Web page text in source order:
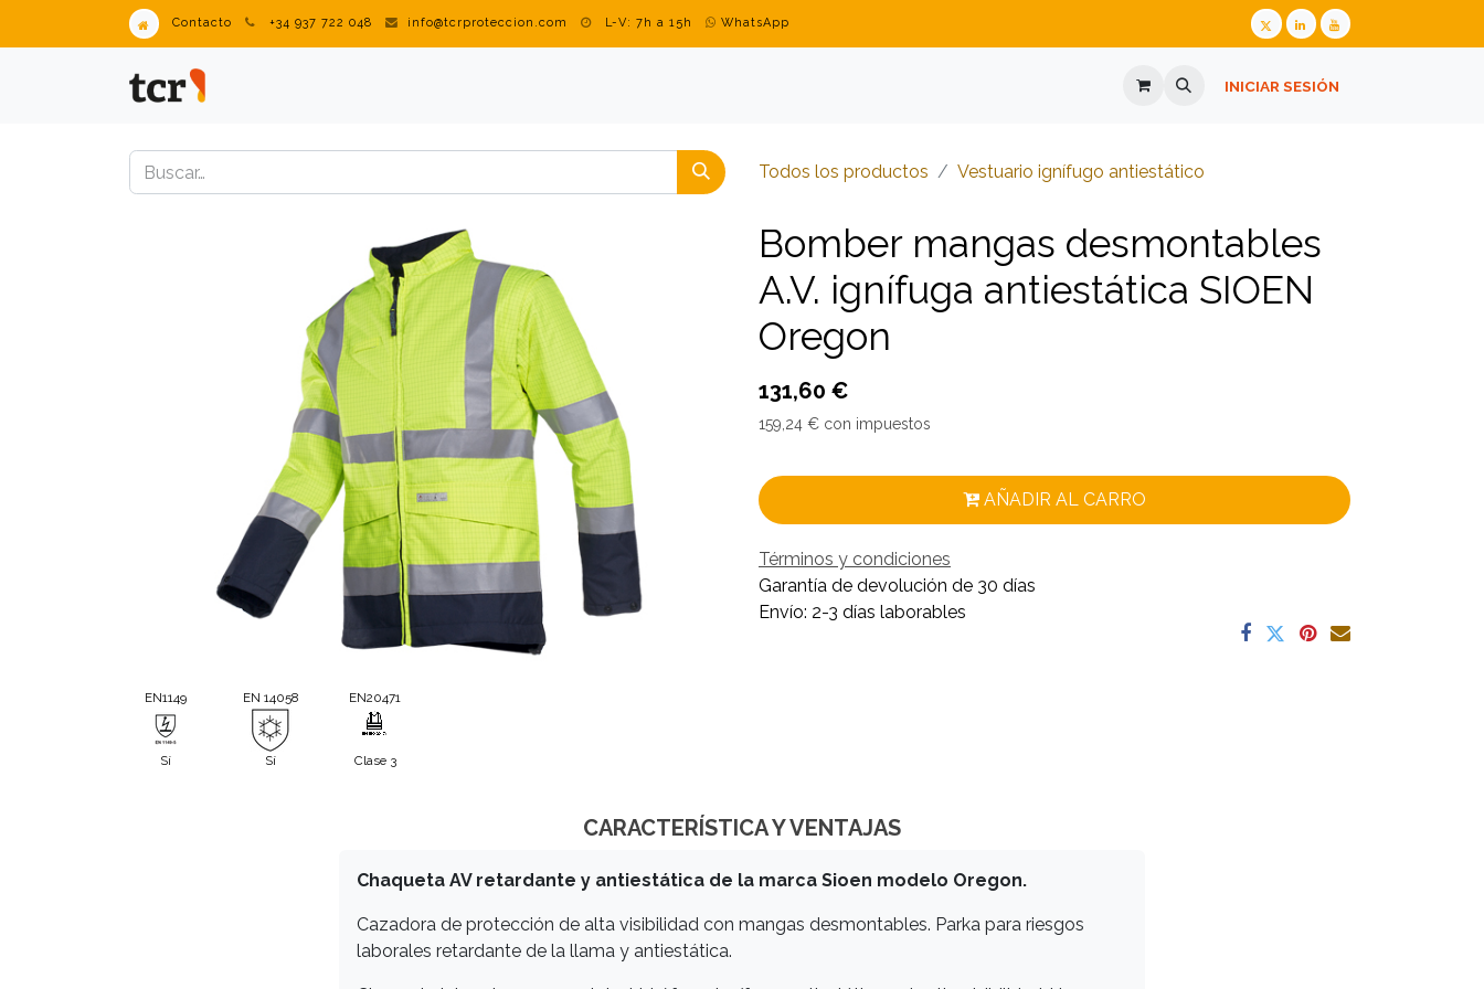
Contacto +34 937 722 048 info@tcrproteccion.com L-V: 7h a 15h WhatsApp
GAFAS GRADUADAS PREGUNTES FREQÜENTS
INICIAR SESIÓN
Todos los productos ​​​​​​​​​​​​​​Vestuario ignífugo antiestático
EN1149
Sí
EN 14058
Sí
EN20471
Clase 3
Bomber mangas desmontables
A.V. ignífuga antiestática SIOEN
Oregon
131,60 €
159,24 € con impuestos
AÑADIR AL CARRO
Términos y condiciones
Garantía de devolución de 30 días
Envío: 2-3 días laborables
CARACTERÍSTICA Y VENTAJAS
Chaqueta AV retardante y antiestática de la marca Sioen modelo Oregon.
Cazadora de protección de alta visibilidad con mangas desmontables. Parka para riesgos
laborales retardante de la llama y antiestática.